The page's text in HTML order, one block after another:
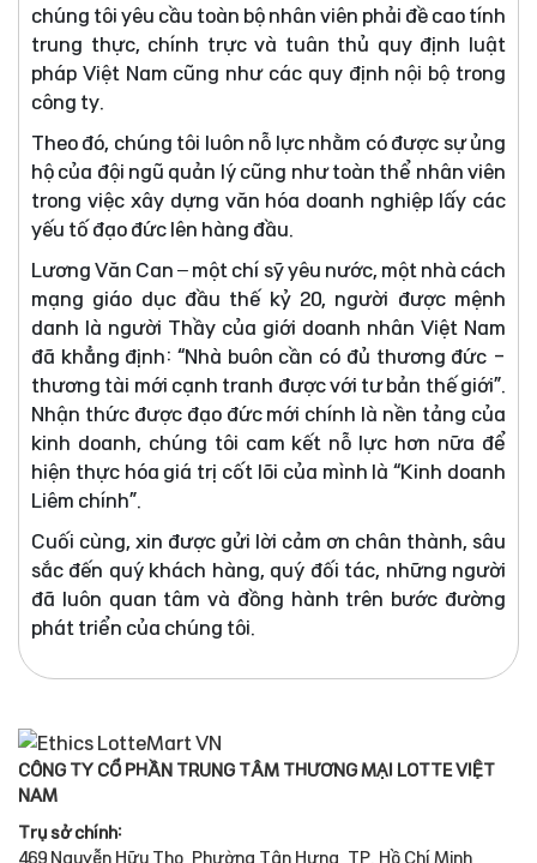
chúng tôi yêu cầu toàn bộ nhân viên phải đề cao tính
trung thực, chính trực và tuân thủ quy định luật
pháp Việt Nam cũng như các quy định nội bộ trong
công ty.
Theo đó, chúng tôi luôn nỗ lực nhằm có được sự ủng
hộ của đội ngũ quản lý cũng như toàn thể nhân viên
trong việc xây dựng văn hóa doanh nghiệp lấy các
yếu tố đạo đức lên hàng đầu.
Lương Văn Can – một chí sỹ yêu nước, một nhà cách
mạng giáo dục đầu thế kỷ 20, người được mệnh
danh là người Thầy của giới doanh nhân Việt Nam
đã khẳng định: “Nhà buôn cần có đủ thương đức -
thương tài mới cạnh tranh được với tư bản thế giới”.
Nhận thức được đạo đức mới chính là nền tảng của
kinh doanh, chúng tôi cam kết nỗ lực hơn nữa để
hiện thực hóa giá trị cốt lõi của mình là “Kinh doanh
Liêm chính”.
Cuối cùng, xin được gửi lời cảm ơn chân thành, sâu
sắc đến quý khách hàng, quý đối tác, những người
đã luôn quan tâm và đồng hành trên bước đường
phát triển của chúng tôi.
CÔNG TY CỔ PHẦN TRUNG TÂM THƯƠNG MẠI LOTTE VIỆT
NAM
Trụ sở chính:
469 Nguyễn Hữu Thọ, Phường Tân Hưng, TP. Hồ Chí Minh